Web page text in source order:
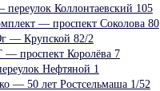
Коллонтаевский 105
— проспект Соколова 80
— Крупской 82/2
— проспект Королёва 7
Нефтяной 1
— 50 лет Ростсельмаша 1/52